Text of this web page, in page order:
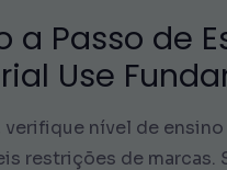
a Passo de
Use
verifique nível de
restrições de marcas.